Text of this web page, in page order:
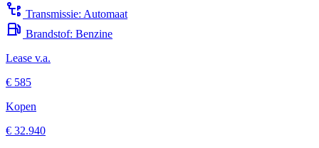
Brandstof: Benzine
Lease v.a.
€ 585
Kopen
€ 32.940